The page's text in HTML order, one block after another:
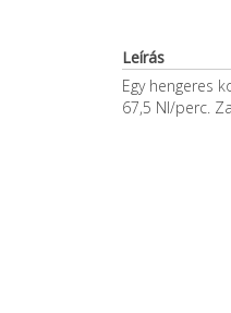
Leírás
Egy hengeres
67,5 Nl/perc.